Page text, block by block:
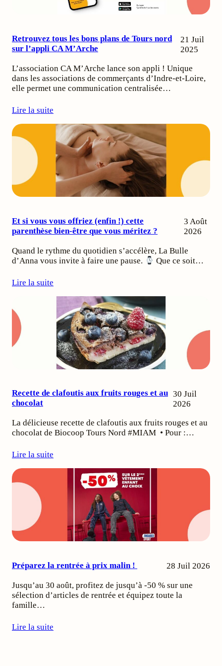
Retrouvez tous les bons plans de Tours nord
sur l’appli CA M’Arche
21 Juil
2025
L’association CA M’Arche lance son appli ! Unique
dans les associations de commerçants d’Indre-et-Loire,
elle permet une communication centralisée…
Lire la suite
Et si vous vous offriez (enfin !) cette
parenthèse bien-être que vous méritez ?
3 Août
2026
Quand le rythme du quotidien s’accélère, La Bulle
d’Anna vous invite à faire une pause.
Que ce soit…
Lire la suite
Recette de clafoutis aux fruits rouges et au
chocolat
30 Juil
2026
La délicieuse recette de clafoutis aux fruits rouges et au
chocolat de Biocoop Tours Nord #MIAM • Pour :…
Lire la suite
Préparez la rentrée à prix malin ! 28 Juil 2026
Jusqu’au 30 août, profitez de jusqu’à -50 % sur une
sélection d’articles de rentrée et équipez toute la
famille…
Lire la suite